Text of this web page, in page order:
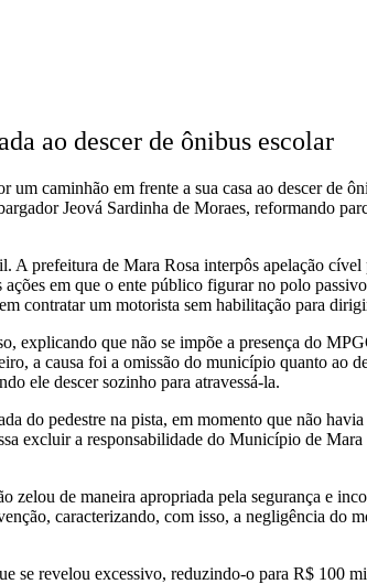
ao descer de ônibus escolar
caminhão em frente a sua casa ao descer de
Jeová Sardinha de Moraes, reformando
prefeitura de Mara Rosa interpôs apelação
em que o ente público figurar no polo
contratar um motorista sem habilitação para
que não se impõe a presença do
a causa foi a omissão do município quanto ao
ele descer sozinho para atravessá-la.
do pedestre na pista, em momento que não
excluir a responsabilidade do Município de Mara
de maneira apropriada pela segurança e
caracterizando, com isso, a negligência do
se revelou excessivo, reduzindo-o para R$ 100